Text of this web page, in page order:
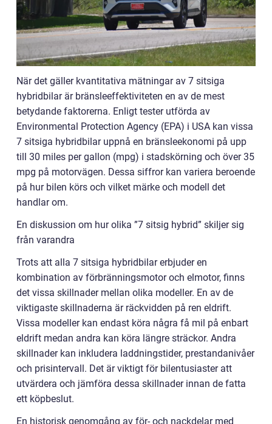
När det gäller kvantitativa mätningar av 7 sitsiga
hybridbilar är bränsleeffektiviteten en av de mest
betydande faktorerna. Enligt tester utförda av
Environmental Protection Agency (EPA) i USA kan vissa
7 sitsiga hybridbilar uppnå en bränsleekonomi på upp
till 30 miles per gallon (mpg) i stadskörning och över 35
mpg på motorvägen. Dessa siffror kan variera beroende
på hur bilen körs och vilket märke och modell det
handlar om.
En diskussion om hur olika ”7 sitsig hybrid” skiljer sig
från varandra
Trots att alla 7 sitsiga hybridbilar erbjuder en
kombination av förbränningsmotor och elmotor, finns
det vissa skillnader mellan olika modeller. En av de
viktigaste skillnaderna är räckvidden på ren eldrift.
Vissa modeller kan endast köra några få mil på enbart
eldrift medan andra kan köra längre sträckor. Andra
skillnader kan inkludera laddningstider, prestandanivåer
och prisintervall. Det är viktigt för bilentusiaster att
utvärdera och jämföra dessa skillnader innan de fatta
ett köpbeslut.
En historisk genomgång av för- och nackdelar med